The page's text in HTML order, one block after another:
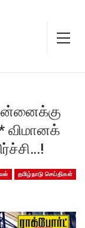
விமானக்
தமிழ்நாடு செய்திகள்